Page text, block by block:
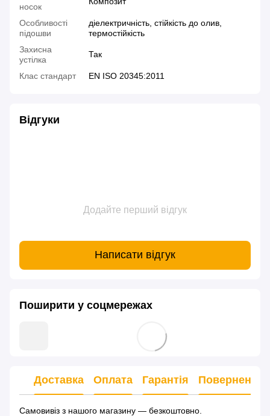
носок
Особливості
підошви
діелектричність, стійкість до олив,
термостійкість
Захисна
устілка
Так
Клас стандарт EN ISO 20345:2011
Відгуки
Додайте перший відгук
Написати відгук
Поширити у соцмережах
Доставка Оплата Гарантія Повернення
Самовивіз з нашого магазину — безкоштовно.